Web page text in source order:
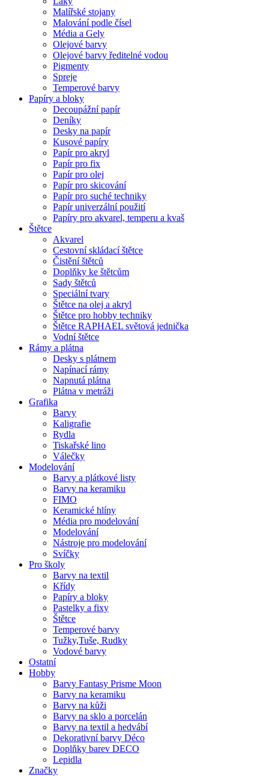
Malířské stojany
Malování podle čísel
Média a Gely
Olejové barvy
Olejové barvy ředitelné vodou
Pigmenty
Spreje
Temperové barvy
Papíry a bloky
Decoupážní papír
Deníky
Desky na papír
Kusové papíry
Papír pro akryl
Papír pro fix
Papír pro olej
Papír pro skicování
Papír pro suché techniky
Papír univerzální použití
Papíry pro akvarel, temperu a kvaš
Štětce
Akvarel
Cestovní skládací štětce
Čistění štětců
Doplňky ke štětcům
Sady štětců
Speciální tvary
Štětce na olej a akryl
Štětce pro hobby techniky
Štětce RAPHAEL světová jednička
Vodní štětce
Rámy a plátna
Desky s plátnem
Napínací rámy
Napnutá plátna
Plátna v metráži
Grafika
Barvy
Kaligrafie
Rydla
Tiskařské lino
Válečky
Modelování
Barvy a plátkové listy
Barvy na keramiku
FIMO
Keramické hlíny
Média pro modelování
Modelování
Nástroje pro modelování
Svíčky
Pro školy
Barvy na textil
Křídy
Papíry a bloky
Pastelky a fixy
Štětce
Temperové barvy
Tužky,Tuše, Rudky
Vodové barvy
Ostatní
Hobby
Barvy Fantasy Prisme Moon
Barvy na keramiku
Barvy na kůži
Barvy na sklo a porcelán
Barvy na textil a hedvábí
Dekorativní barvy Déco
Doplňky barev DECO
Lepidla
Značky